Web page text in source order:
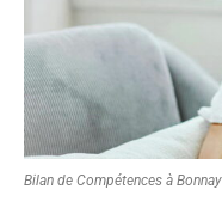
Bilan de Compétences à Bonnay